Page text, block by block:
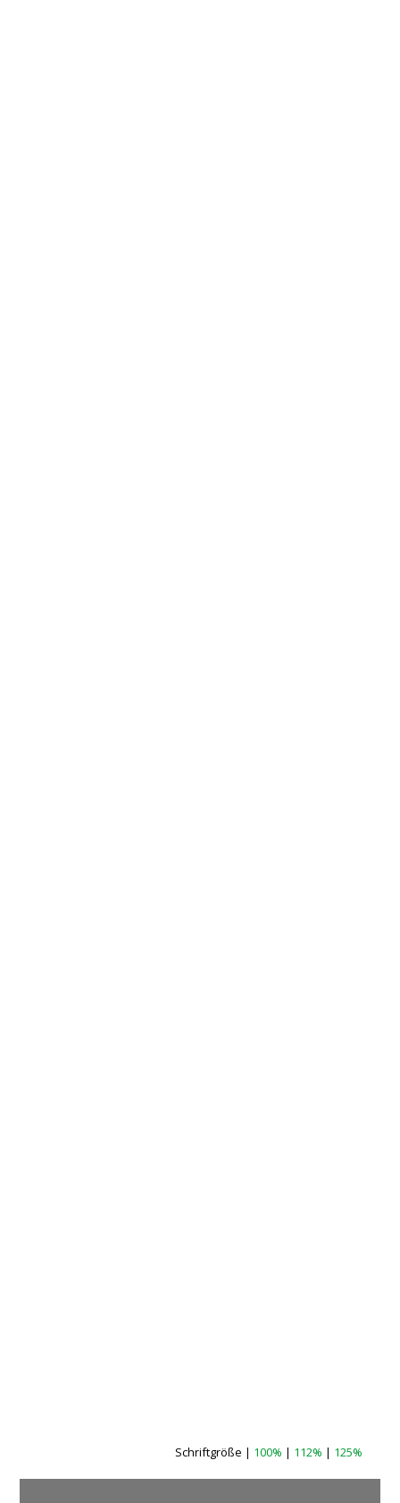
Schriftgröße | 100% | 112% | 125%